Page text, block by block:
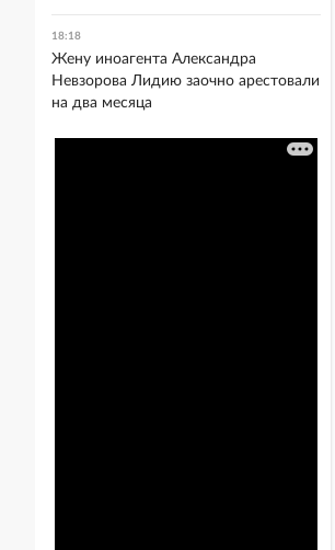
18:18
Жену иноагента Александра
Невзорова Лидию заочно арестовали
на два месяца